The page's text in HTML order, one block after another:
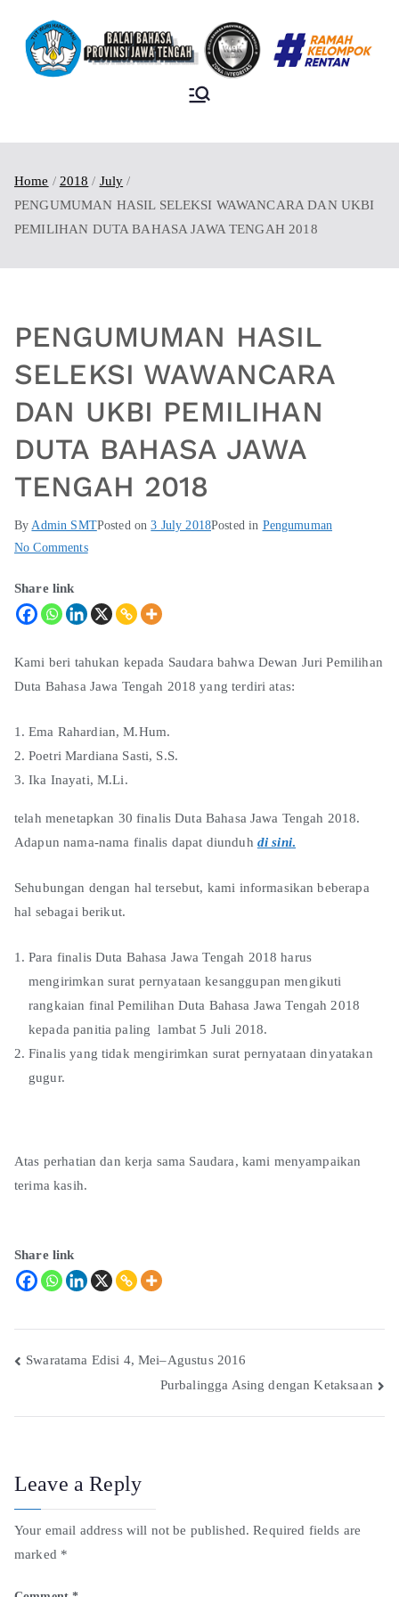
TENGAH
Home 2018
July
PENGUMUMAN HASIL SELEKSI WAWANCARA DAN UKBI
PEMILIHAN DUTA BAHASA JAWA TENGAH 2018
PENGUMUMAN HASIL
SELEKSI WAWANCARA
DAN UKBI PEMILIHAN
DUTA BAHASA JAWA
TENGAH 2018
By Admin SMTPosted on3 July 2018Posted in Pengumuman
No Comments
Share link
Kami beri tahukan kepada Saudara bahwa Dewan Juri Pemilihan
Duta Bahasa Jawa Tengah 2018 yang terdiri atas:
Ema Rahardian, M.Hum.
Poetri Mardiana Sasti, S.S.
Ika Inayati, M.Li.
telah menetapkan 30 finalis Duta Bahasa Jawa Tengah 2018.
Adapun nama-nama finalis dapat diunduh di sini.
Sehubungan dengan hal tersebut, kami informasikan beberapa
hal sebagai berikut.
Para finalis Duta Bahasa Jawa Tengah 2018 harus
mengirimkan surat pernyataan kesanggupan mengikuti
rangkaian final Pemilihan Duta Bahasa Jawa Tengah 2018
kepada panitia paling lambat 5 Juli 2018.
Finalis yang tidak mengirimkan surat pernyataan dinyatakan
gugur.
Atas perhatian dan kerja sama Saudara, kami menyampaikan
terima kasih.
Share link
Swaratama Edisi 4, Mei–Agustus 2016
Purbalingga Asing dengan Ketaksaan
Leave a Reply
Your email address will not be published. Required fields are
marked *